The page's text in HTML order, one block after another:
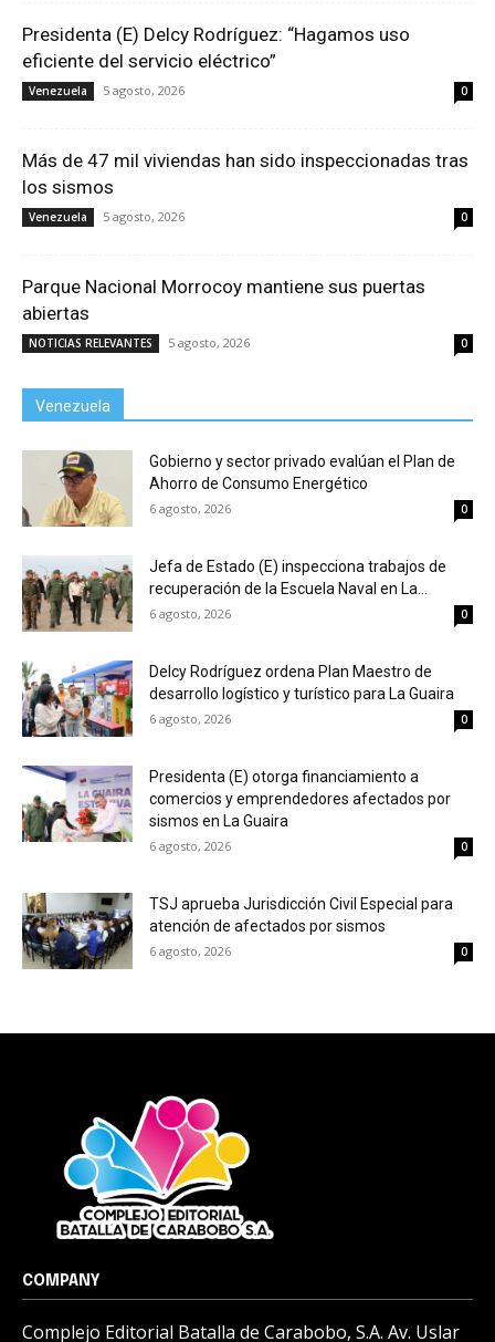
Presidenta (E) Delcy Rodríguez: “Hagamos uso
eficiente del servicio eléctrico”
Venezuela 5 agosto, 2026 0
Más de 47 mil viviendas han sido inspeccionadas tras
los sismos
Venezuela 5 agosto, 2026 0
Parque Nacional Morrocoy mantiene sus puertas
abiertas
NOTICIAS RELEVANTES 5 agosto, 2026 0
Venezuela
Gobierno y sector privado evalúan el Plan de
Ahorro de Consumo Energético
6 agosto, 2026 0
Jefa de Estado (E) inspecciona trabajos de
recuperación de la Escuela Naval en La...
6 agosto, 2026 0
Delcy Rodríguez ordena Plan Maestro de
desarrollo logístico y turístico para La Guaira
6 agosto, 2026 0
Presidenta (E) otorga financiamiento a
comercios y emprendedores afectados por
sismos en La Guaira
6 agosto, 2026 0
TSJ aprueba Jurisdicción Civil Especial para
atención de afectados por sismos
6 agosto, 2026 0
COMPANY
Complejo Editorial Batalla de Carabobo, S.A. Av. Uslar